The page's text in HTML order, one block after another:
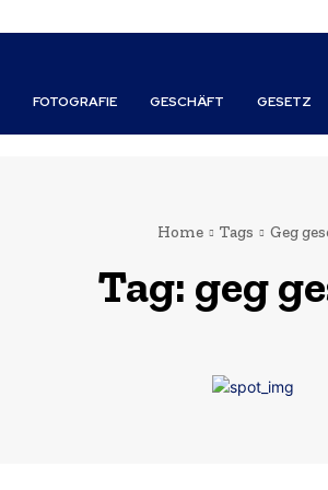
FOTOGRAFIE GESCHÄFT GESETZ
Home Tags Geg
Tag: geg